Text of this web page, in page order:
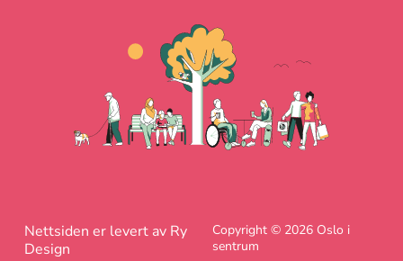
Nettsiden er levert av Ry
Design
Copyright © 2026 Oslo i
sentrum